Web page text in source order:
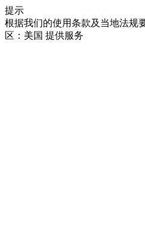
提示
根据我们的使用条款及当地法规
区：美国 提供服务